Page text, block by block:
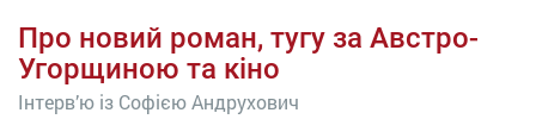
Про новий роман, тугу за Австро-
Угорщиною та кіно
Інтерв’ю із Софією Андрухович